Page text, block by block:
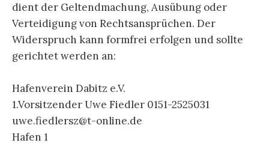
dient der Geltendmachung, Ausübung oder
Verteidigung von Rechtsansprüchen. Der
Widerspruch kann formfrei erfolgen und sollte
gerichtet werden an:
Hafenverein Dabitz e.V.
1.Vorsitzender Uwe Fiedler 0151-2525031
uwe.fiedlersz@t-online.de
Hafen 1